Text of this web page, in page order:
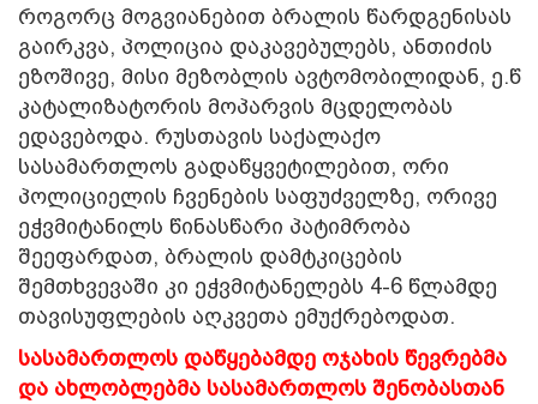
როგორც მოგვიანებით ბრალის წარდგენისას
გაირკვა, პოლიცია დაკავებულებს, ანთიძის
ეზოშივე, მისი მეზობლის ავტომობილიდან, ე.წ
კატალიზატორის მოპარვის მცდელობას
ედავებოდა. რუსთავის საქალაქო
სასამართლოს გადაწყვეტილებით, ორი
პოლიციელის ჩვენების საფუძველზე, ორივე
ეჭვმიტანილს წინასწარი პატიმრობა
შეეფარდათ, ბრალის დამტკიცების
შემთხვევაში კი ეჭვმიტანელებს 4-6 წლამდე
თავისუფლების აღკვეთა ემუქრებოდათ.
სასამართლოს დაწყებამდე ოჯახის წევრებმა
და ახლობლებმა სასამართლოს შენობასთან